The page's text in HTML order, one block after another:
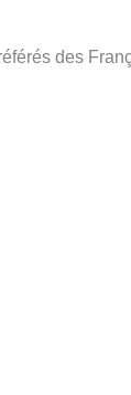
des